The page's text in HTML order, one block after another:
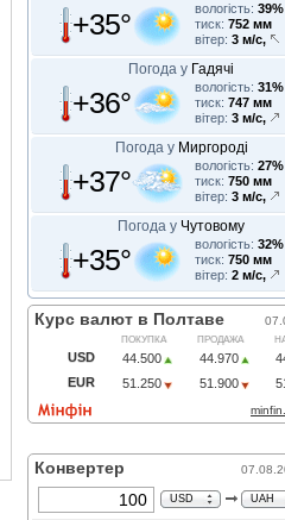
+35° вологість: 39%
тиск: 752 мм
вітер: 3 м/с,
Погода у Гадячі
+36° вологість: 31%
тиск: 747 мм
вітер: 3 м/с,
Погода у Миргороді
+37° вологість: 27%
тиск: 750 мм
вітер: 3 м/с,
Погода у Чутовому
+35° вологість: 32%
тиск: 750 мм
вітер: 2 м/с,